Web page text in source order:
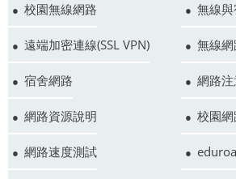
校園無線網路 無線
遠端加密連線(SSL VPN) 無線
宿舍網路 網路
網路資源說明 校園
網路速度測試